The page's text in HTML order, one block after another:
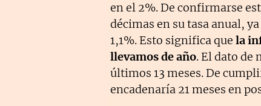
en el 2%. De confirmarse
décimas en su tasa anual,
1,1%. Esto significa que la
llevamos de año. El dato de
últimos 13 meses. De
encadenaría 21 meses en